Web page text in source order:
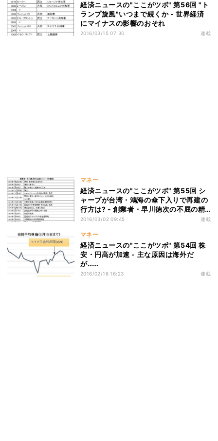
経済ニュースの"ここがツボ" 第56回 "ト
ランプ旋風"いつまで続くか - 世界経済
にマイナスの影響のおそれ
2016/03/15 07:30 連載
マネー
経済ニュースの"ここがツボ" 第55回 シ
ャープが台湾・鴻海の傘下入りで再建の
行方は? - 創業者・早川徳次の不屈の精
神を取り戻せるか
2016/03/02 09:45 連載
マネー
経済ニュースの"ここがツボ" 第54回 株
安・円高が加速 - 主な原因は海外だ
が……
2016/02/16 16:23 連載